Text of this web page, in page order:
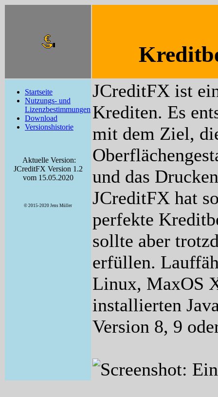
Startseite
Nutzungs- und
Lizenzbestimmungen
Download
Versionshistorie
Aktuelle Version:
JCreditFX Version 1.2
vom 15.05.2020
© 2015-2020 Jens Müller
JCreditFX ist
Krediten. Es
mit dem Ziel,
und das
JCreditFX hat
perfekte
sollte aber
erfüllen.
Linux, MaxOS
installierten
Version 8, 9